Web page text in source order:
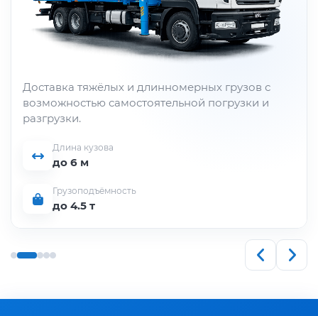
Доставка тяжёлых и длинномерных грузов с
возможностью самостоятельной погрузки и
разгрузки.
Длина кузова
до 6 м
Грузоподъёмность
до 4.5 т